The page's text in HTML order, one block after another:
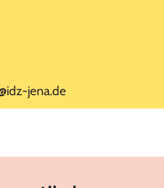
jena.de